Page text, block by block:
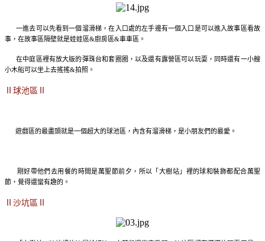
一進去可以先看到一個溜滑梯，在入口處的左手邊有一個入口是可以進入故事區看故
事，在故事區隔壁就是娃娃區&廚房區&車車區。
在中庭區裡有放大版的彈珠台和套圈圈，以及還有露營區可以玩耍，同時還有一小艘
小木船可以坐上去搖搖&拍照。
Ⅱ球池區Ⅱ
遊戲區的最盡頭就是一個超大的球池區，內含有溜滑梯，是小朋友們的最愛。
剛好帶他們去用餐的時間是萬聖節前夕，所以「大樹站」裡的球和裝飾都配合萬聖
節，覺得還蠻有趣的。
Ⅱ沙坑區Ⅱ